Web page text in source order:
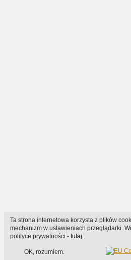
Ta strona internetowa korzysta z plików
mechanizm w ustawieniach przeglądarki.
polityce prywatności - tutaj.
OK, rozumiem.